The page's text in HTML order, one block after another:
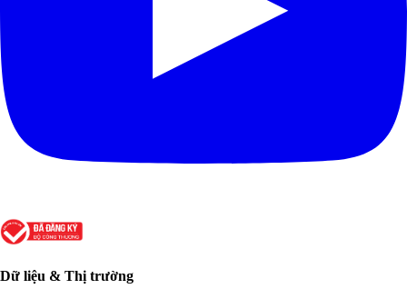
Dữ liệu & Thị trường